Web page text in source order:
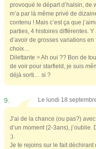
provoqué le départ d’halsin, de
m’a par là même privé de
contenu ! Mais c’est ça que
parties, 4 histoires différentes. Y
d’avoir de grosses variations
choix…
Dilettante > Ah oui ?? Bon de
de voir pour starfield, je suis
déjà sorti… si ?
9. Le lundi 18
J’ai de la chance (ou pas?)
d’un moment (2-3ans), j’oublie.
:).
Je te rejoins sur le fait déchirant